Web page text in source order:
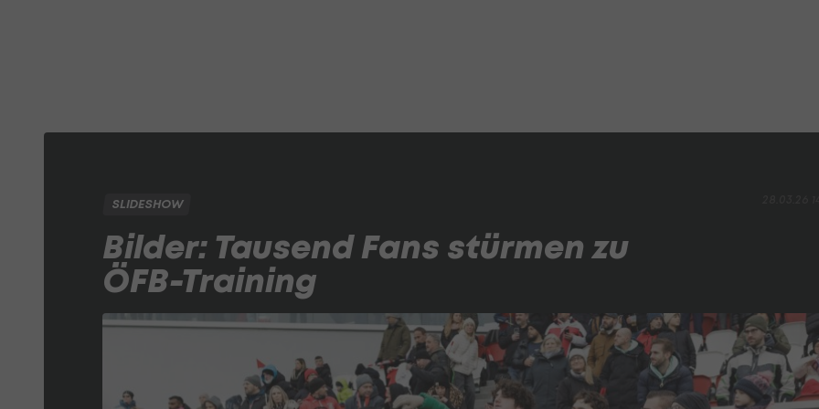
SLIDESHOW
Bilder: Tausend Fans stürmen zu
ÖFB-Training